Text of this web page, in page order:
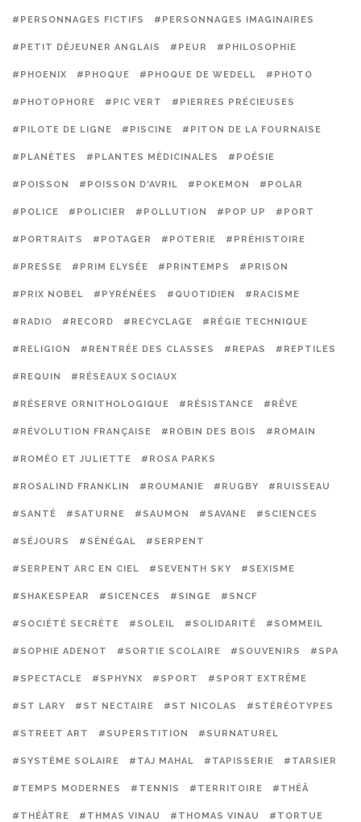
#PERSONNAGES FICTIFS #PERSONNAGES IMAGINAIRES
#PETIT DÉJEUNER ANGLAIS #PEUR #PHILOSOPHIE
#PHOENIX #PHOQUE #PHOQUE DE WEDELL #PHOTO
#PHOTOPHORE #PIC VERT #PIERRES PRÉCIEUSES
#PILOTE DE LIGNE #PISCINE #PITON DE LA FOURNAISE
#PLANÈTES #PLANTES MÉDICINALES #POÉSIE
#POISSON #POISSON D'AVRIL #POKEMON #POLAR
#POLICE #POLICIER #POLLUTION #POP UP #PORT
#PORTRAITS #POTAGER #POTERIE #PRÉHISTOIRE
#PRESSE #PRIM ELYSÉE #PRINTEMPS #PRISON
#PRIX NOBEL #PYRÉNÉES #QUOTIDIEN #RACISME
#RADIO #RECORD #RECYCLAGE #RÉGIE TECHNIQUE
#RELIGION #RENTRÉE DES CLASSES #REPAS #REPTILES
#REQUIN #RÉSEAUX SOCIAUX
#RÉSERVE ORNITHOLOGIQUE #RÉSISTANCE #RÊVE
#RÉVOLUTION FRANÇAISE #ROBIN DES BOIS #ROMAIN
#ROMÉO ET JULIETTE #ROSA PARKS
#ROSALIND FRANKLIN #ROUMANIE #RUGBY #RUISSEAU
#SANTÉ #SATURNE #SAUMON #SAVANE #SCIENCES
#SÉJOURS #SÉNÉGAL #SERPENT
#SERPENT ARC EN CIEL #SEVENTH SKY #SEXISME
#SHAKESPEAR #SICENCES #SINGE #SNCF
#SOCIÉTÉ SECRÈTE #SOLEIL #SOLIDARITÉ #SOMMEIL
#SOPHIE ADENOT #SORTIE SCOLAIRE #SOUVENIRS #SPA
#SPECTACLE #SPHYNX #SPORT #SPORT EXTRÊME
#ST LARY #ST NECTAIRE #ST NICOLAS #STÉRÉOTYPES
#STREET ART #SUPERSTITION #SURNATUREL
#SYSTÈME SOLAIRE #TAJ MAHAL #TAPISSERIE #TARSIER
#TEMPS MODERNES #TENNIS #TERRITOIRE #THÉÂ
#THÉÂTRE #THMAS VINAU #THOMAS VINAU #TORTUE